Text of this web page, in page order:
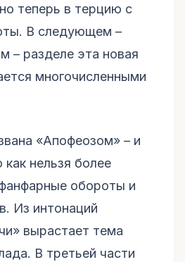
теперь в терцию с
В следующем –
– разделе эта новая
многочисленными
«Апофеозом» – и
как нельзя более
обороты и
Из интонаций
вырастает тема
В третьей части